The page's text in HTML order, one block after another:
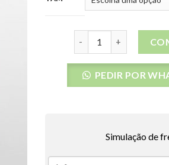
PEDIR POR
Simulação de